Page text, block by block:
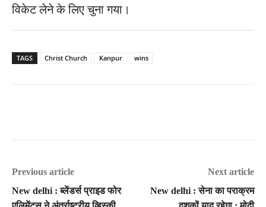
विकेट लेने के लिए चुना गया।
TAGS Christ Church Kanpur wins
Previous article
New delhi : ब्लेंडर्स प्राइड फोर
Next article
New delhi : सेना का पराक्रम